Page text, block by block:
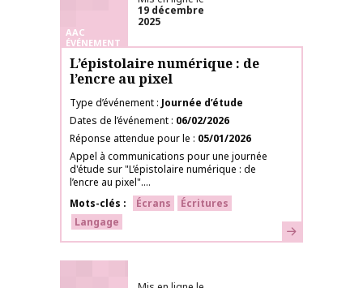
AAC
ÉVÉNEMENT
19 décembre
2025
L’épistolaire numérique : de
l’encre au pixel
Type d’événement Journée d’étude
Dates de l’événement 06/02/2026
Réponse attendue pour le
05/01/2026
Appel à communications pour une journée
d'étude sur "L’épistolaire numérique : de
l’encre au pixel"....
Mots-clés
Écrans
Écritures
Langage
En savoir plus